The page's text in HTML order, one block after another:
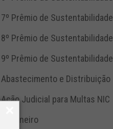
7º Prêmio de Sustentabilidade
8º Prêmio de Sustentabilidade
9º Prêmio de Sustentabilidade
Abastecimento e Distribuição
Ação Judicial para Multas NIC
Aduaneiro